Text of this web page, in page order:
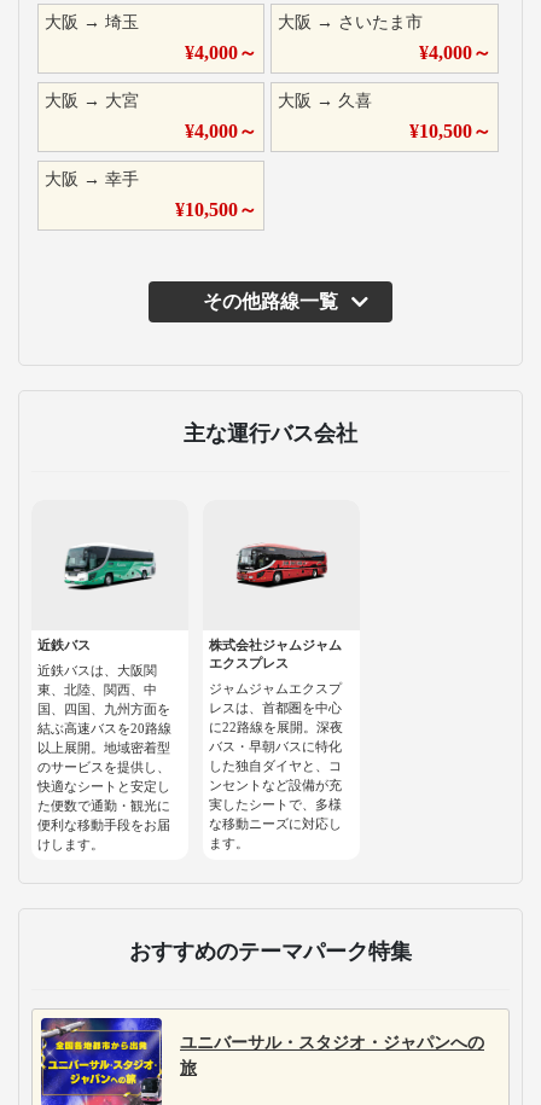
大阪 → 埼玉
¥4,000～
大阪 → さいたま市
¥4,000～
大阪 → 大宮
¥4,000～
大阪 → 久喜
¥10,500～
大阪 → 幸手
¥10,500～
その他路線一覧
主な運行バス会社
近鉄バス
近鉄バスは、大阪関
東、北陸、関西、中
国、四国、九州方面を
結ぶ高速バスを20路線
以上展開。地域密着型
のサービスを提供し、
快適なシートと安定し
た便数で通勤・観光に
便利な移動手段をお届
けします。
株式会社ジャムジャム
エクスプレス
ジャムジャムエクスプ
レスは、首都圏を中心
に22路線を展開。深夜
バス・早朝バスに特化
した独自ダイヤと、コ
ンセントなど設備が充
実したシートで、多様
な移動ニーズに対応し
ます。
おすすめのテーマパーク特集
ユニバーサル・スタジオ・ジャパンへの
旅